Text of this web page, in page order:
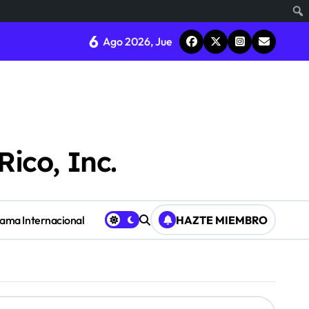
6 Ago 2026, Jue
Inc.
Internacional HAZTE MIEMBRO